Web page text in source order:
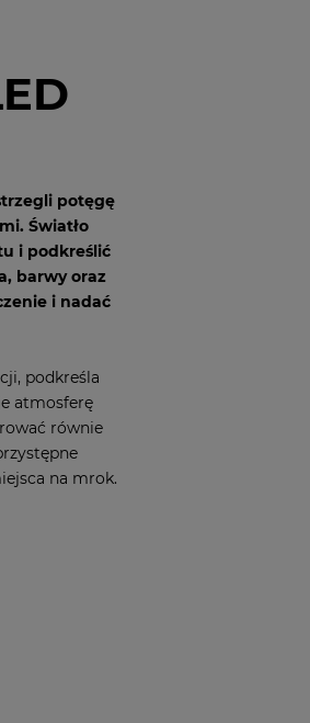
potęgę
Światło
i podkreślić
barwy oraz
i nadać
podkreśla
atmosferę
równie
na mrok.